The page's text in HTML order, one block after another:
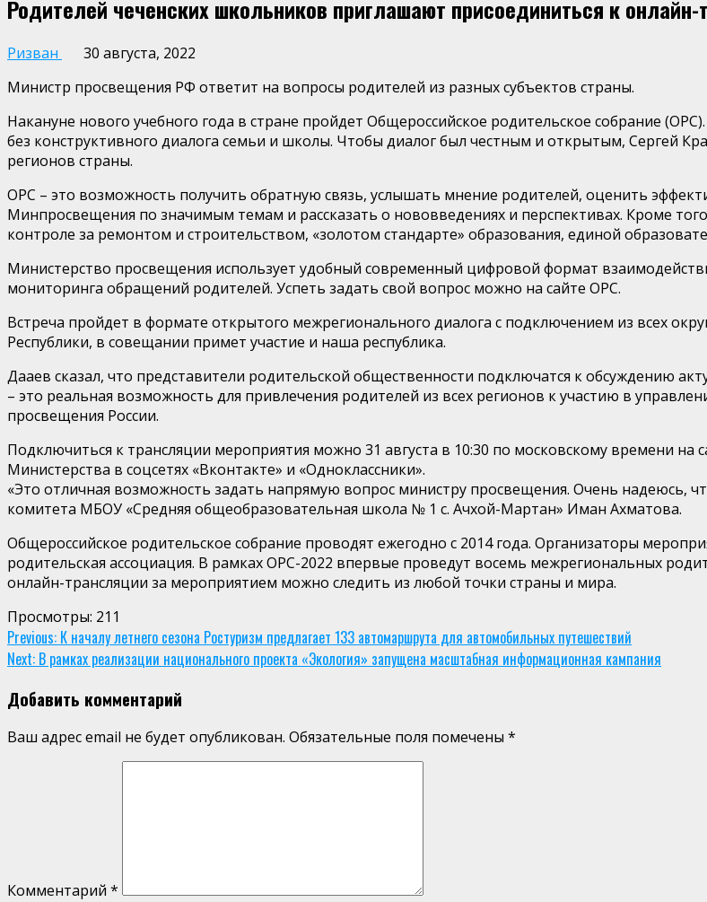
Родителей чеченских школьников приглашают присоединиться к
Ризван
30 августа, 2022
Министр просвещения РФ ответит на вопросы родителей из разных субъектов страны.
Накануне нового учебного года в стране пройдет Общероссийское родительское собрание
без конструктивного диалога семьи и школы. Чтобы диалог был честным и открытым, Сергей
регионов страны.
ОРС – это возможность получить обратную связь, услышать мнение родителей, оценить
Минпросвещения по значимым темам и рассказать о нововведениях и перспективах. Кроме
контроле за ремонтом и строительством, «золотом стандарте» образования, единой
Министерство просвещения использует удобный современный цифровой формат
мониторинга обращений родителей. Успеть задать свой вопрос можно на сайте ОРС.
Встреча пройдет в формате открытого межрегионального диалога с подключением из всех
Республики, в совещании примет участие и наша республика.
Дааев сказал, что представители родительской общественности подключатся к обсуждению
– это реальная возможность для привлечения родителей из всех регионов к участию в
просвещения России.
Подключиться к трансляции мероприятия можно 31 августа в 10:30 по московскому времени
Министерства в соцсетях «Вконтакте» и «Одноклассники».
«Это отличная возможность задать напрямую вопрос министру просвещения. Очень надеюсь,
комитета МБОУ «Средняя общеобразовательная школа № 1 с. Ачхой-Мартан» Иман Ахматова.
Общероссийское родительское собрание проводят ежегодно с 2014 года. Организаторы
родительская ассоциация. В рамках ОРС-2022 впервые проведут восемь межрегиональных
онлайн-трансляции за мероприятием можно следить из любой точки страны и мира.
Просмотры: 211
Continue
Reading
Previous: К началу летнего сезона Ростуризм предлагает 133 автомаршрута для автомобильных путешествий
Next: В рамках реализации национального проекта «Экология» запущена масштабная информационная кампания
Добавить комментарий
Ваш адрес email не будет опубликован. Обязательные поля помечены *
Комментарий *